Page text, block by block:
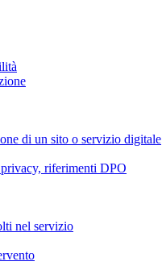
di un sito o servizio digitale
riferimenti DPO
nel servizio